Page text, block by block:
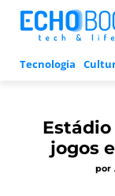
Tecnologia
jogos
por